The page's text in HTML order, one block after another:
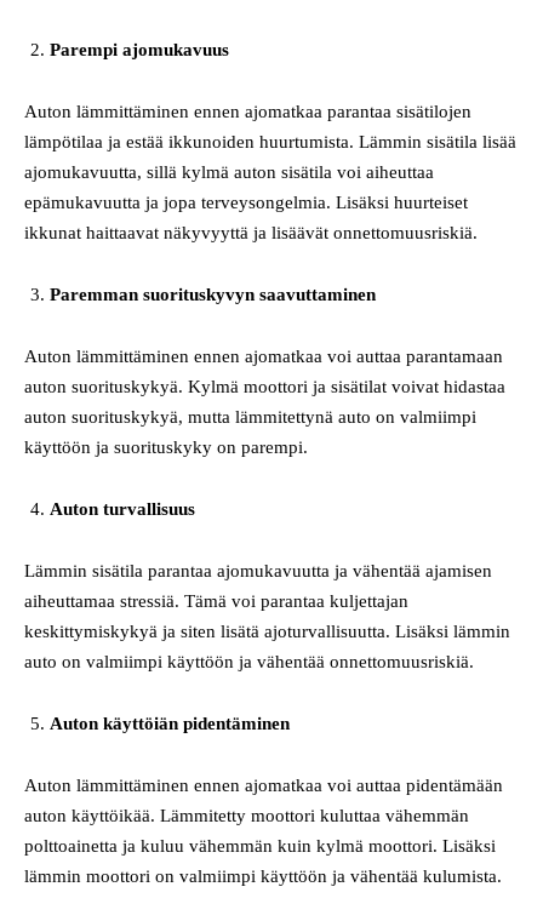
Parempi ajomukavuus
Auton lämmittäminen ennen ajomatkaa parantaa sisätilojen
lämpötilaa ja estää ikkunoiden huurtumista. Lämmin sisätila lisää
ajomukavuutta, sillä kylmä auton sisätila voi aiheuttaa
epämukavuutta ja jopa terveysongelmia. Lisäksi huurteiset
ikkunat haittaavat näkyvyyttä ja lisäävät onnettomuusriskiä.
Paremman suorituskyvyn saavuttaminen
Auton lämmittäminen ennen ajomatkaa voi auttaa parantamaan
auton suorituskykyä. Kylmä moottori ja sisätilat voivat hidastaa
auton suorituskykyä, mutta lämmitettynä auto on valmiimpi
käyttöön ja suorituskyky on parempi.
Auton turvallisuus
Lämmin sisätila parantaa ajomukavuutta ja vähentää ajamisen
aiheuttamaa stressiä. Tämä voi parantaa kuljettajan
keskittymiskykyä ja siten lisätä ajoturvallisuutta. Lisäksi lämmin
auto on valmiimpi käyttöön ja vähentää onnettomuusriskiä.
Auton käyttöiän pidentäminen
Auton lämmittäminen ennen ajomatkaa voi auttaa pidentämään
auton käyttöikää. Lämmitetty moottori kuluttaa vähemmän
polttoainetta ja kuluu vähemmän kuin kylmä moottori. Lisäksi
lämmin moottori on valmiimpi käyttöön ja vähentää kulumista.